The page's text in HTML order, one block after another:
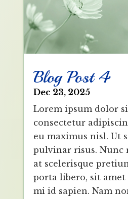
Blog Post 4
Dec 23, 2025
Lorem ipsum dolor
consectetur
eu maximus nisl. Ut
pulvinar risus. Nunc
at scelerisque
porta libero, sit
mi id sapien. Nam